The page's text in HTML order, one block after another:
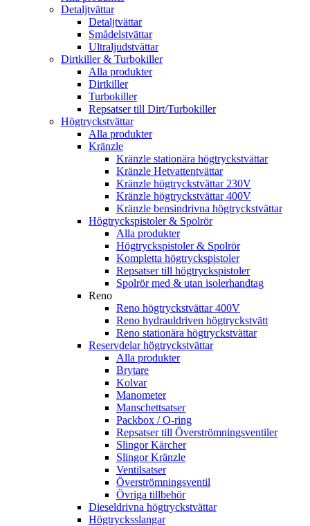
Detaljtvättar
Detaljtvättar
Smådelstvättar
Ultraljudstvättar
Dirtkiller & Turbokiller
Alla produkter
Dirtkiller
Turbokiller
Repsatser till Dirt/Turbokiller
Högtryckstvättar
Alla produkter
Kränzle
Kränzle stationära högtryckstvättar
Kränzle Hetvattentvättar
Kränzle högtryckstvättar 230V
Kränzle högtryckstvättar 400V
Kränzle bensindrivna högtryckstvättar
Högtryckspistoler & Spolrör
Alla produkter
Högtryckspistoler & Spolrör
Kompletta högtryckspistoler
Repsatser till högtryckspistoler
Spolrör med & utan isolerhandtag
Reno
Reno högtryckstvättar 400V
Reno hydrauldriven högtryckstvätt
Reno stationära högtryckstvättar
Reservdelar högtryckstvättar
Alla produkter
Brytare
Kolvar
Manometer
Manschettsatser
Packbox / O-ring
Repsatser till Överströmningsventiler
Slingor Kärcher
Slingor Kränzle
Ventilsatser
Överströmningsventil
Övriga tillbehör
Dieseldrivna högtryckstvättar
Högtrycksslangar